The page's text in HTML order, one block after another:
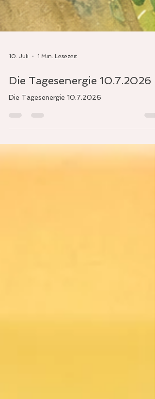
1 Min. Lesezeit
Die Tagesenergie 10.7.2026
Die Tagesenergie 10.7.2026